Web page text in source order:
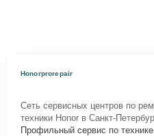
Honorprorepair
Сеть сервисных центров по
техники Honor в Санкт-
Профильный сервис по технике